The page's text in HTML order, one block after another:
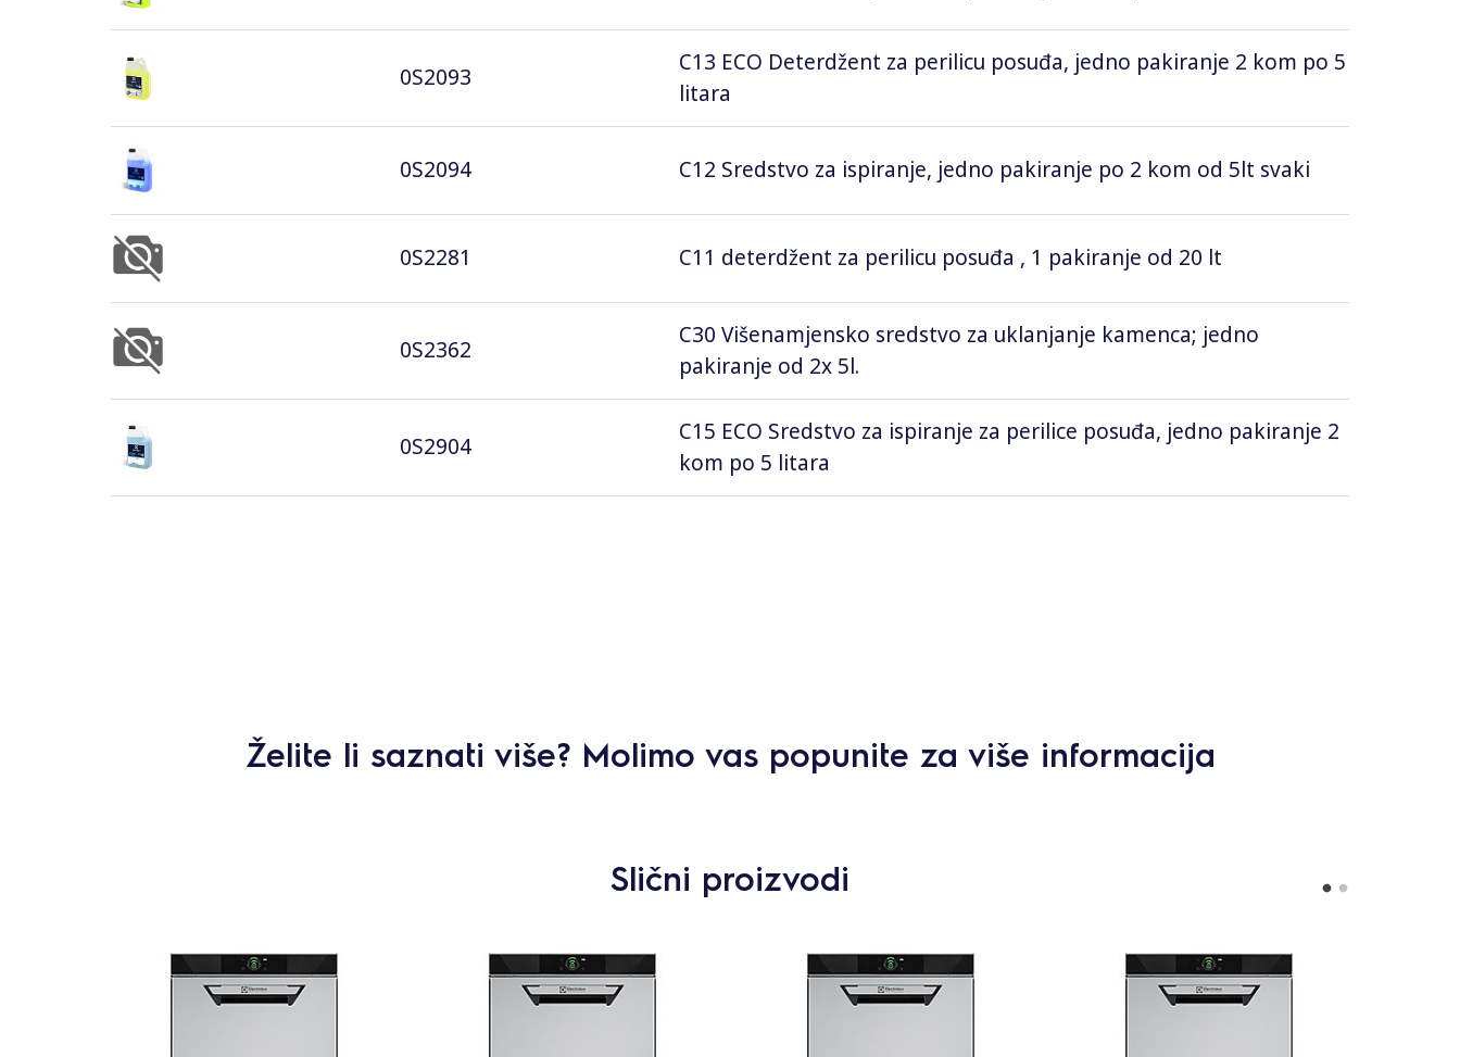
0S2093
C13 ECO Deterdžent za perilicu posuđa, jedno pakiranje 2 kom po 5
litara
0S2094 C12 Sredstvo za ispiranje, jedno pakiranje po 2 kom od 5lt svaki
0S2281 C11 deterdžent za perilicu posuđa , 1 pakiranje od 20 lt
0S2362
C30 Višenamjensko sredstvo za uklanjanje kamenca; jedno
pakiranje od 2x 5l.
0S2904
C15 ECO Sredstvo za ispiranje za perilice posuđa, jedno pakiranje 2
kom po 5 litara
Želite li saznati više? Molimo vas popunite za više informacija
Slični proizvodi